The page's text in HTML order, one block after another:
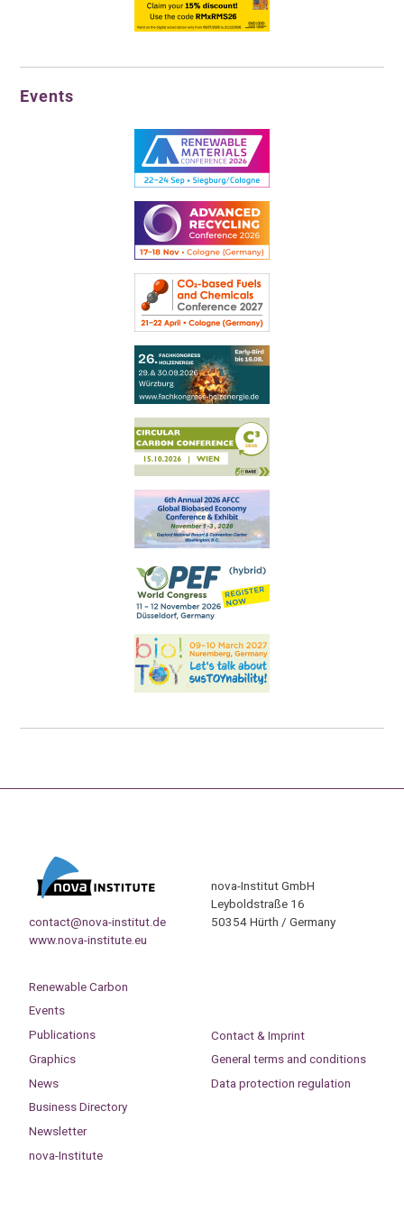
Events
contact@nova-institut.de
www.nova-institute.eu
nova-Institut GmbH
Leyboldstraße 16
50354 Hürth / Germany
Renewable Carbon
Events
Publications
Graphics
News
Business Directory
Newsletter
nova-Institute
Contact & Imprint
General terms and conditions
Data protection regulation